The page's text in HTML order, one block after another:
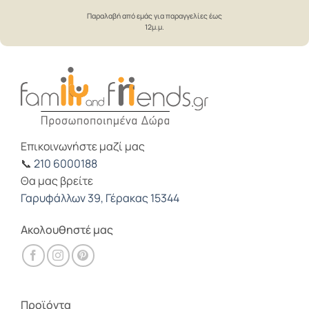
Παραλαβή από εμάς για παραγγελίες έως
12μ.μ.
Επικοινωνήστε μαζί μας
📞 210 6000188
Θα μας βρείτε
Γαρυφάλλων 39, Γέρακας 15344
Ακολουθηστέ μας
Προϊόντα